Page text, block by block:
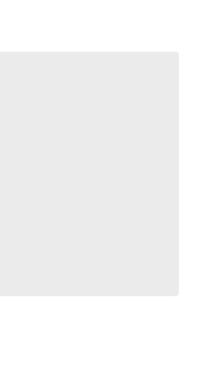
спойлеру,
который будет
интерьера
с интересными
интерьер